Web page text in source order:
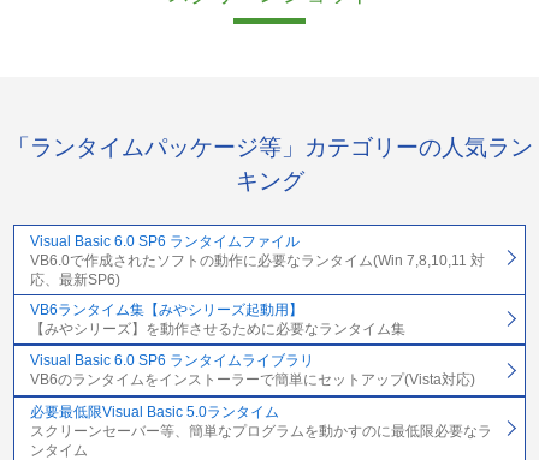
「ランタイムパッケージ等」カテゴリーの人気ラン
キング
Visual Basic 6.0 SP6 ランタイムファイル
VB6.0で作成されたソフトの動作に必要なランタイム(Win 7,8,10,11 対
応、最新SP6)
VB6ランタイム集【みやシリーズ起動用】
【みやシリーズ】を動作させるために必要なランタイム集
Visual Basic 6.0 SP6 ランタイムライブラリ
VB6のランタイムをインストーラーで簡単にセットアップ(Vista対応)
必要最低限Visual Basic 5.0ランタイム
スクリーンセーバー等、簡単なプログラムを動かすのに最低限必要なラ
ンタイム